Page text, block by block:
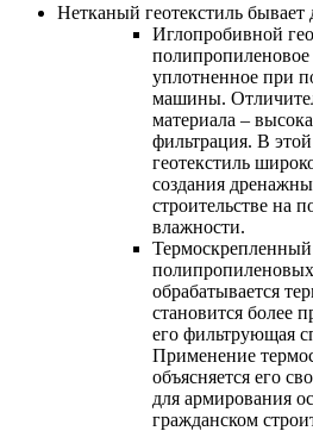
Нетканый геотекстиль бывает
Иглопробивной
уплотненное при
машины.
материала –
фильтрация. В
геотекстиль
создания
строительстве на
влажности.
Термоскрепленный
обрабатывается
становится более
его фильтрующая
Применение
объясняется его
для армирования
гражданском